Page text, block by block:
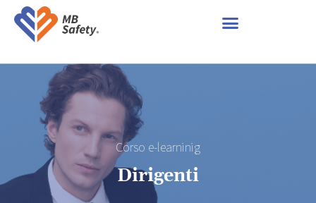
Corso e-learninig
Dirigenti